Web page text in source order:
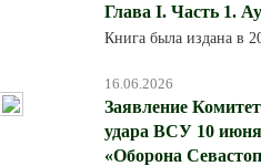
Глава I. Часть 1.
Книга была издана в
16.06.2026
Заявление
удара ВСУ 10
«Оборона